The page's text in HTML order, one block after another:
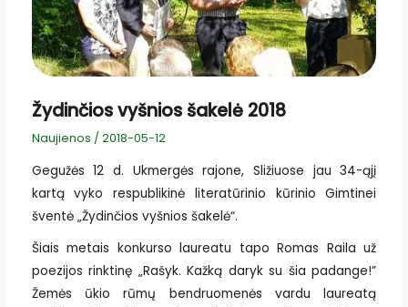
Žydinčios vyšnios šakelė 2018
Naujienos / 2018-05-12
Gegužės 12 d. Ukmergės rajone, Sližiuose jau 34-ąjį
kartą vyko respublikinė literatūrinio kūrinio Gimtinei
šventė „Žydinčios vyšnios šakelė“.
Šiais metais konkurso laureatu tapo Romas Raila už
poezijos rinktinę „Rašyk. Kažką daryk su šia padange!”
Žemės ūkio rūmų bendruomenės vardu laureatą